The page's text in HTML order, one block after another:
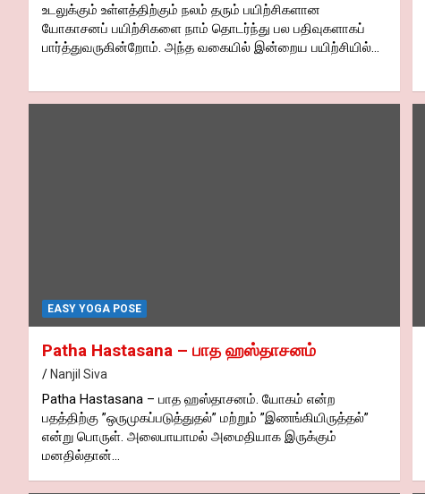
உடலுக்கும் உள்ளத்திற்கும் நலம் தரும் பயிற்சிகளான
யோகாசனப் பயிற்சிகளை நாம் தொடர்ந்து பல பதிவுகளாகப்
பார்த்துவருகின்றோம். அந்த வகையில் இன்றைய பயிற்சியில்…
EASY YOGA POSE
Patha Hastasana – பாத ஹஸ்தாசனம்
Nanjil Siva
Patha Hastasana – பாத ஹஸ்தாசனம். யோகம் என்ற
பதத்திற்கு ”ஒருமுகப்படுத்துதல்” மற்றும் ”இணங்கியிருத்தல்”
என்று பொருள். அலைபாயாமல் அமைதியாக இருக்கும்
மனதில்தான்…